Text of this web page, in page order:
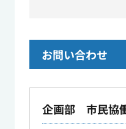
お問い合わせ
企画部 市民協